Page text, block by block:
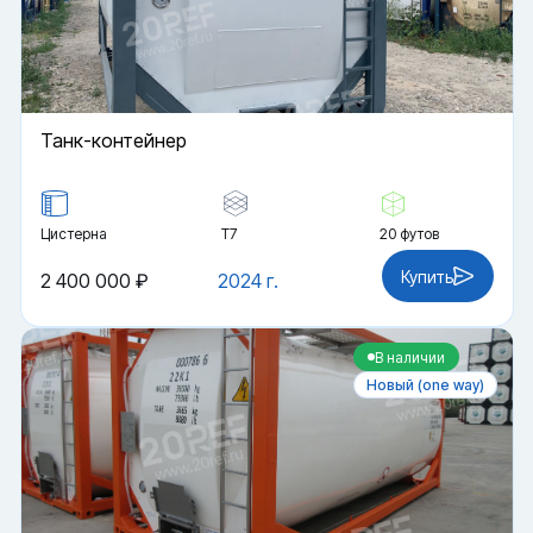
Танк-контейнер
Цистерна Т7 20 футов
2024 г.
2 400 000 ₽ Купить
В наличии
Новый (one way)